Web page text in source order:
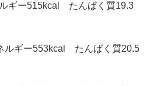
ルギー515kcal たんぱく質19.3
ルギー553kcal たんぱく質20.5